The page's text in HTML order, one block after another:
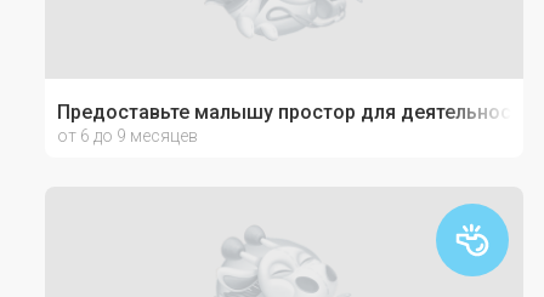
Предоставьте малышу простор для деятельности
от 6 до 9 месяцев